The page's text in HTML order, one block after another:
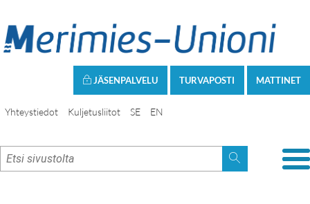
MATTINET
TURVAPOSTI
JÄSENPALVELU
Yhteystiedot Kuljetusliitot SE EN